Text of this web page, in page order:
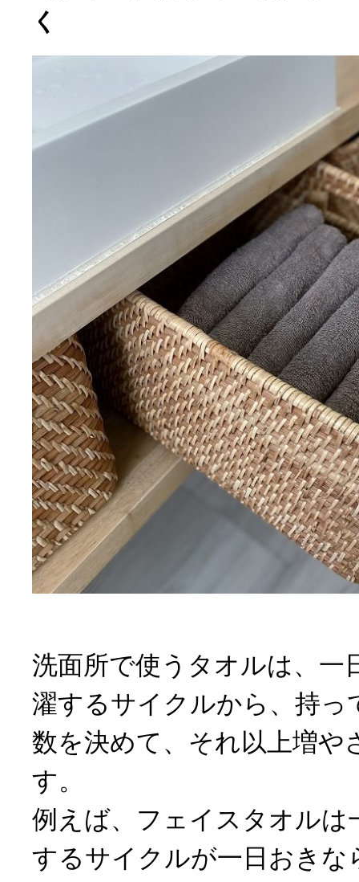
く
洗面所で使うタオルは、一
濯するサイクルから、持っ
数を決めて、それ以上増や
す。
例えば、フェイスタオルは
するサイクルが一日おきな